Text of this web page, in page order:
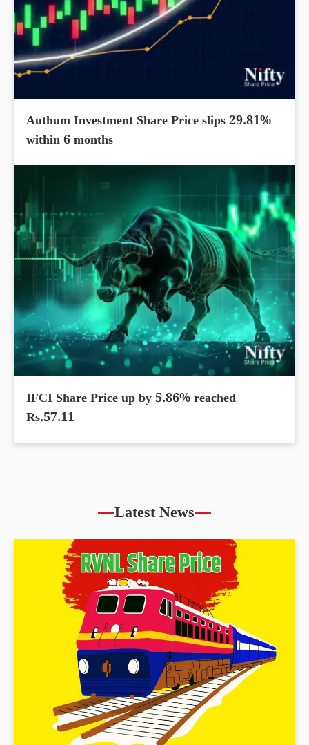
Authum Investment Share Price slips 29.81%
within 6 months
IFCI Share Price up by 5.86% reached
Rs.57.11
Latest News